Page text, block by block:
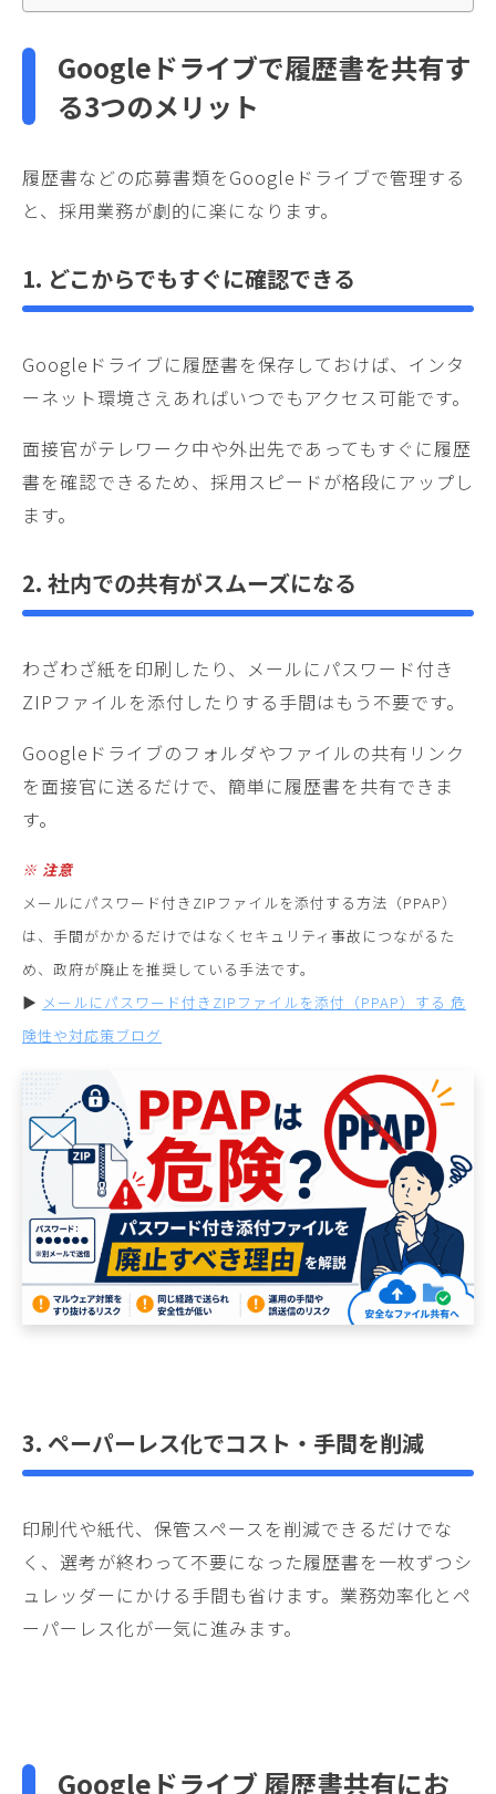
Googleドライブで履歴書を共有す
る3つのメリット
履歴書などの応募書類をGoogleドライブで管理する
と、採用業務が劇的に楽になります。
1. どこからでもすぐに確認できる
Googleドライブに履歴書を保存しておけば、インタ
ーネット環境さえあればいつでもアクセス可能です。
面接官がテレワーク中や外出先であってもすぐに履歴
書を確認できるため、採用スピードが格段にアップし
ます。
2. 社内での共有がスムーズになる
わざわざ紙を印刷したり、メールにパスワード付き
ZIPファイルを添付したりする手間はもう不要です。
Googleドライブのフォルダやファイルの共有リンク
を面接官に送るだけで、簡単に履歴書を共有できま
す。
※ 注意
メールにパスワード付きZIPファイルを添付する方法（PPAP）
は、手間がかかるだけではなくセキュリティ事故につながるた
め、政府が廃止を推奨している手法です。
▶︎ メールにパスワード付きZIPファイルを添付（PPAP）する 危
険性や対応策ブログ
3. ペーパーレス化でコスト・手間を削減
印刷代や紙代、保管スペースを削減できるだけでな
く、選考が終わって不要になった履歴書を一枚ずつシ
ュレッダーにかける手間も省けます。業務効率化とペ
ーパーレス化が一気に進みます。
Googleドライブ履歴書共有にお